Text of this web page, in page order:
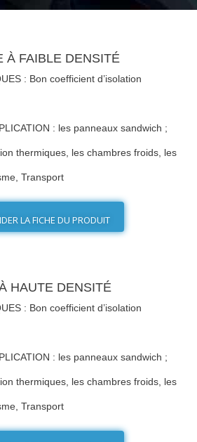
À FAIBLE DENSITÉ
: Bon coefficient d’isolation
: les panneaux sandwich ;
thermiques, les chambres froids, les
Transport
LA FICHE DU PRODUIT
HAUTE DENSITÉ
: Bon coefficient d’isolation
: les panneaux sandwich ;
thermiques, les chambres froids, les
Transport